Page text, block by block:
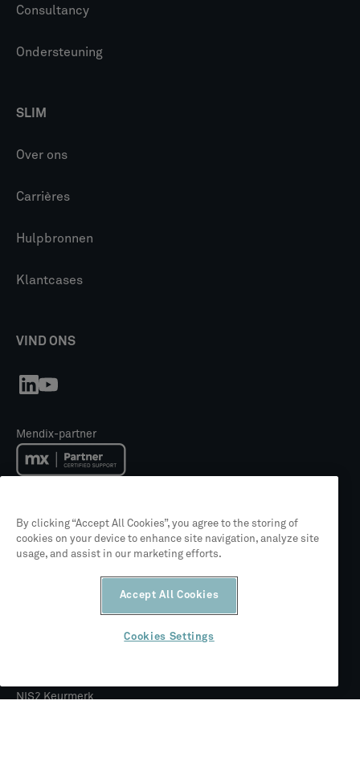
Consultancy
Ondersteuning
SLIM
Over ons
Carrières
Hulpbronnen
Klantcases
VIND ONS
Mendix-partner
Partner van Siemens
NIS2 Keurmerk
By clicking “Accept All Cookies”, you agree to the storing of
cookies on your device to enhance site navigation, analyze site
usage, and assist in our marketing efforts.
Accept All Cookies
Cookies Settings